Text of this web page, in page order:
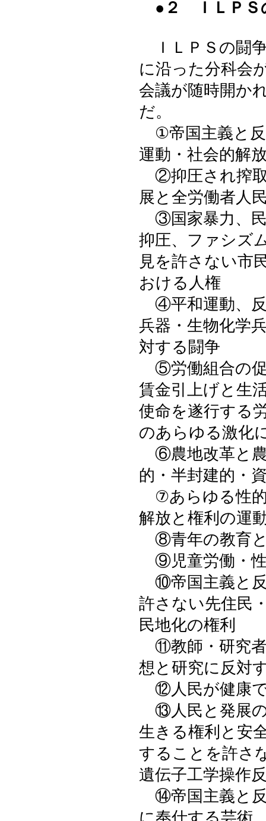
●２ ＩＬＰＳ
ＩＬＰＳの闘
に沿った分科会
会議が随時開か
だ。
①帝国主義と反
運動・社会的解
②抑圧され搾取
展と全労働者人
③国家暴力、民
抑圧、ファシズ
見を許さない市
おける人権
④平和運動、反
兵器・生物化学
対する闘争
⑤労働組合の促
賃金引上げと生
使命を遂行する
のあらゆる激化
⑥農地改革と農
的・半封建的・
⑦あらゆる性的
解放と権利の運
⑧青年の教育
⑨児童労働・性
⑩帝国主義と反
許さない先住民
民地化の権利
⑪教師・研究者
想と研究に反対
⑫人民が健康で
⑬人民と発展の
生きる権利と安
することを許さ
遺伝子工学操作
⑭帝国主義と反
に奉仕する芸術